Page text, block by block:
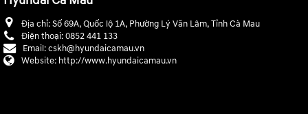
Địa chỉ:Số 69A, Quốc lộ 1A, Phường Lý Văn Lâm, Tỉnh Cà Mau
Điện thoại:0852 441 133
Email:cskh@hyundaicamau.vn
Website: http://www.hyundaicamau.vn